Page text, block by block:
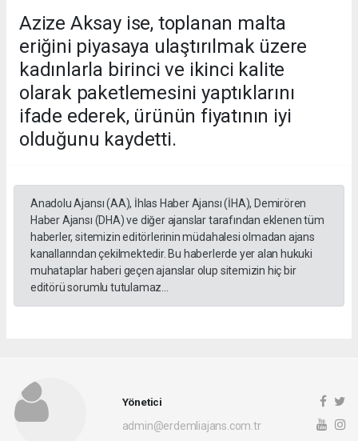
Azize Aksay ise, toplanan malta
eriğini piyasaya ulaştırılmak üzere
kadınlarla birinci ve ikinci kalite
olarak paketlemesini yaptıklarını
ifade ederek, ürünün fiyatının iyi
olduğunu kaydetti.
Anadolu Ajansı (AA), İhlas Haber Ajansı (İHA), Demirören
Haber Ajansı (DHA) ve diğer ajanslar tarafından eklenen tüm
haberler, sitemizin editörlerinin müdahalesi olmadan ajans
kanallarından çekilmektedir. Bu haberlerde yer alan hukuki
muhataplar haberi geçen ajanslar olup sitemizin hiç bir
editörü sorumlu tutulamaz...
Yönetici
admin@erdemliajans.com.tr